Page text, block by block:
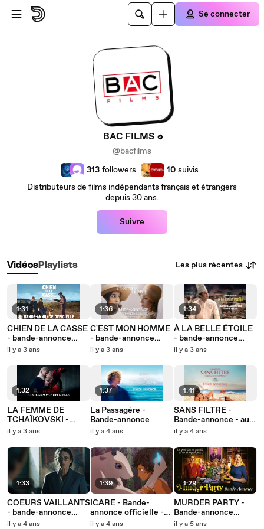
Passer au contenu principal
Se connecter
BAC FILMS
@bacfilms
313 followers 10 suivis
Distributeurs de films indépendants français et étrangers
depuis 30 ans.
Suivre
VidéosPlaylists Les plus récentes
1:31
CHIEN DE LA CASSE
- bande-annonce
officielle
il y a 3 ans
1:32
LA FEMME DE
TCHAÏKOVSKI -
bande-annonce
il y a 3 ans
1:33
COEURS VAILLANTS
- bande-annonce
officielle - au cinéma
il y a 4 ans
1:36
C'EST MON HOMME
- bande-annonce
officielle
il y a 3 ans
1:37
La Passagère -
Bande-annonce
il y a 4 ans
1:39
ICARE - Bande-
annonce officielle -
Au cinéma le 30 mars
il y a 4 ans
1:34
À LA BELLE ÉTOILE
- bande-annonce
officielle
il y a 3 ans
1:41
SANS FILTRE -
Bande-annonce - au
cinéma le 28
il y a 4 ans
1:29
MURDER PARTY -
Bande-annonce
officielle - au cinéma
il y a 5 ans